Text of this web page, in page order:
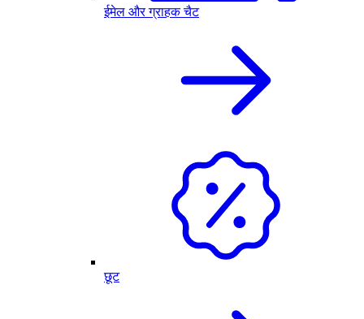
ईमेल और ग्राहक चैट
छूट